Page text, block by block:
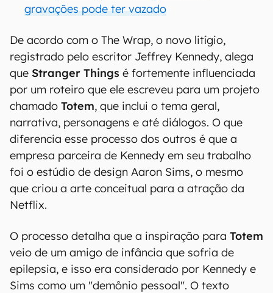
gravações pode ter vazado
De acordo com o The Wrap, o novo litígio,
registrado pelo escritor Jeffrey Kennedy, alega
que Stranger Things é fortemente influenciada
por um roteiro que ele escreveu para um projeto
chamado Totem, que inclui o tema geral,
narrativa, personagens e até diálogos. O que
diferencia esse processo dos outros é que a
empresa parceira de Kennedy em seu trabalho
foi o estúdio de design Aaron Sims, o mesmo
que criou a arte conceitual para a atração da
Netflix.
O processo detalha que a inspiração para Totem
veio de um amigo de infância que sofria de
epilepsia, e isso era considerado por Kennedy e
Sims como um "demônio pessoal". O texto